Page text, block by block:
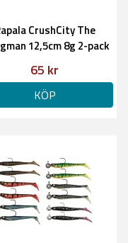
CrushCity The
12,5cm 8g 2-pack
65 kr
KÖP